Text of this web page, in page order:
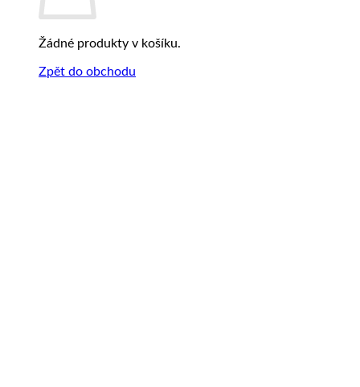
Žádné produkty v košíku.
Zpět do obchodu